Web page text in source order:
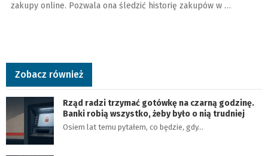
zakupy online. Pozwala ona śledzić historię zakupów w …
Zobacz również
Rząd radzi trzymać gotówkę na czarną godzinę.
Banki robią wszystko, żeby było o nią trudniej
Osiem lat temu pytałem, co będzie, gdy…